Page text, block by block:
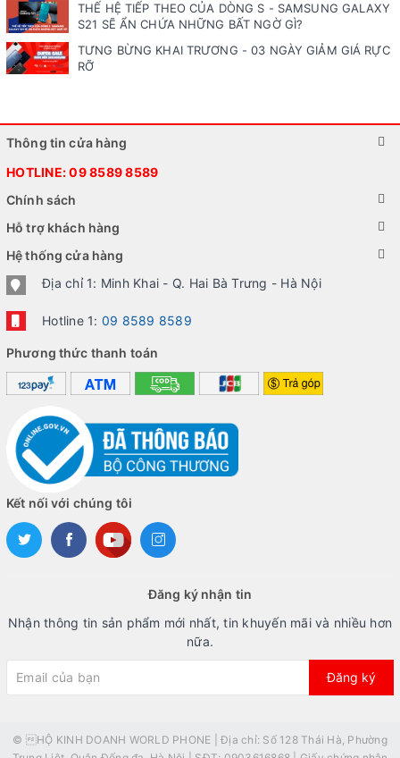
THẾ HỆ TIẾP THEO CỦA DÒNG S - SAMSUNG GALAXY
S21 SẼ ẨN CHỨA NHỮNG BẤT NGỜ GÌ?
TƯNG BỪNG KHAI TRƯƠNG - 03 NGÀY GIẢM GIÁ RỰC
RỠ
Thông tin cửa hàng
HOTLINE:09 8589 8589
Chính sách
Hỗ trợ khách hàng
Hệ thống cửa hàng
Địa chỉ 1: Minh Khai - Q. Hai Bà Trưng - Hà Nội
Hotline 1: 09 8589 8589
Phương thức thanh toán
Kết nối với chúng tôi
Đăng ký nhận tin
Nhận thông tin sản phẩm mới nhất, tin khuyến mãi và nhiều hơn
nữa.
Đăng ký
© HỘ KINH DOANH WORLD PHONE | Địa chỉ: Số 128 Thái Hà, Phường